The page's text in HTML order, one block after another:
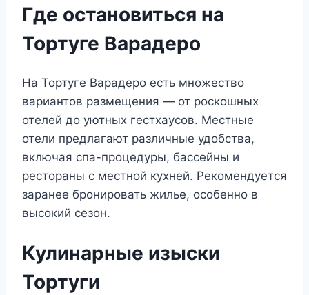
Где остановиться на
Тортуге Варадеро
На Тортуге Варадеро есть множество
вариантов размещения — от роскошных
отелей до уютных гестхаусов. Местные
отели предлагают различные удобства,
включая спа-процедуры, бассейны и
рестораны с местной кухней. Рекомендуется
заранее бронировать жилье, особенно в
высокий сезон.
Кулинарные изыски
Тортуги